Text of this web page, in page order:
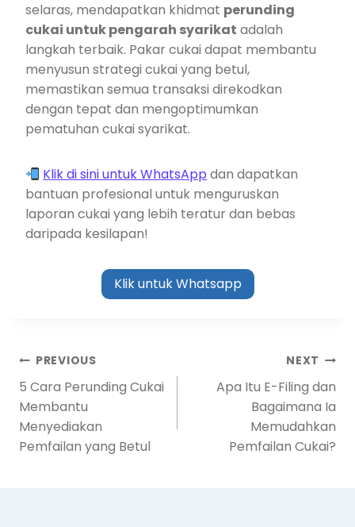
selaras, mendapatkan khidmat perunding
cukai untuk pengarah syarikat adalah
langkah terbaik. Pakar cukai dapat membantu
menyusun strategi cukai yang betul,
memastikan semua transaksi direkodkan
dengan tepat dan mengoptimumkan
pematuhan cukai syarikat.
Klik di sini untuk WhatsApp dan dapatkan
bantuan profesional untuk menguruskan
laporan cukai yang lebih teratur dan bebas
daripada kesilapan!
Klik untuk Whatsapp
PREVIOUS
5 Cara Perunding Cukai
Membantu
Menyediakan
Pemfailan yang Betul
NEXT
Apa Itu E-Filing dan
Bagaimana Ia
Memudahkan
Pemfailan Cukai?